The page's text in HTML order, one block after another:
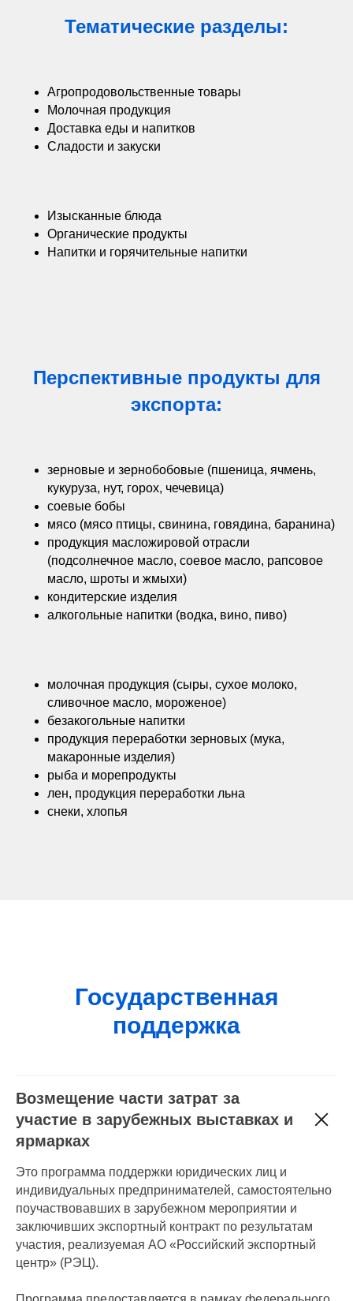
Тематические разделы:
Агропродовольственные товары
Молочная продукция
Доставка еды и напитков
Сладости и закуски
Изысканные блюда
Органические продукты
Напитки и горячительные напитки
Перспективные продукты для
экспорта:
зерновые и зернобобовые (пшеница, ячмень,
кукуруза, нут, горох, чечевица)
соевые бобы
мясо (мясо птицы, свинина, говядина, баранина)
продукция масложировой отрасли
(подсолнечное масло, соевое масло, рапсовое
масло, шроты и жмыхи)
кондитерские изделия
алкогольные напитки (водка, вино, пиво)
молочная продукция (сыры, сухое молоко,
сливочное масло, мороженое)
безакогольные напитки
продукция переработки зерновых (мука,
макаронные изделия)
рыба и морепродукты
лен, продукция переработки льна
снеки, хлопья
Государственная
поддержка
Возмещение части затрат за
участие в зарубежных выставках и
ярмарках
Это программа поддержки юридических лиц и
индивидуальных предпринимателей, самостоятельно
поучаствовавших в зарубежном мероприятии и
заключивших экспортный контракт по результатам
участия, реализуемая АО «Российский экспортный
центр» (РЭЦ).